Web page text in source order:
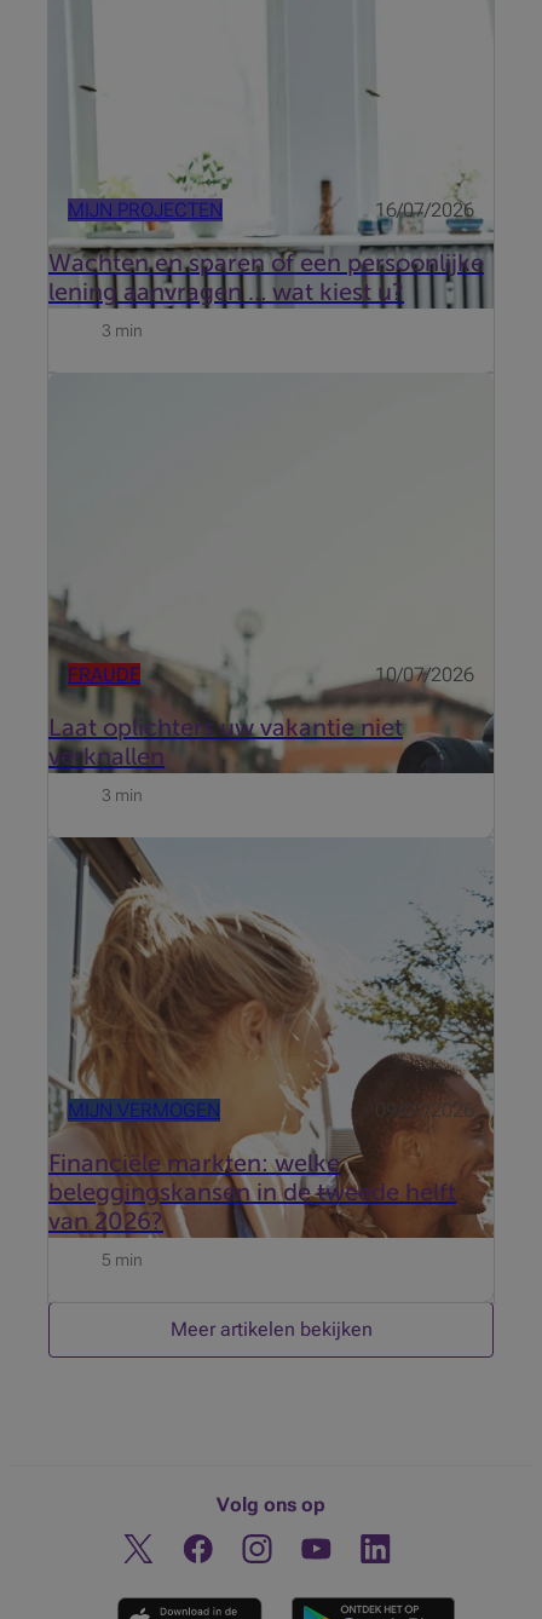
MIJN PROJECTEN 16/07/2026
Wachten en sparen of een persoonlijke
lening aanvragen … wat kiest u?
3 min
FRAUDE 10/07/2026
Laat oplichters uw vakantie niet
verknallen
3 min
MIJN VERMOGEN 09/07/2026
Financiële markten: welke
beleggingskansen in de tweede helft
van 2026?
Ondanks geopolitieke spanningen en de AI-revolutie
blijven de markten veerkrachtig. Welke thema's
zullen in de tweede helft van 2026 het verschil
maken?
5 min
Meer artikelen bekijken
Volg ons op
Twitter FacebookInstagramOntdek ons YouTube-kanaal
Linkedin